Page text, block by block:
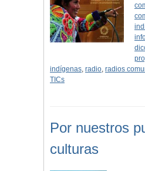
indígenas, radio, radios
TICs
Por nuestros
culturas